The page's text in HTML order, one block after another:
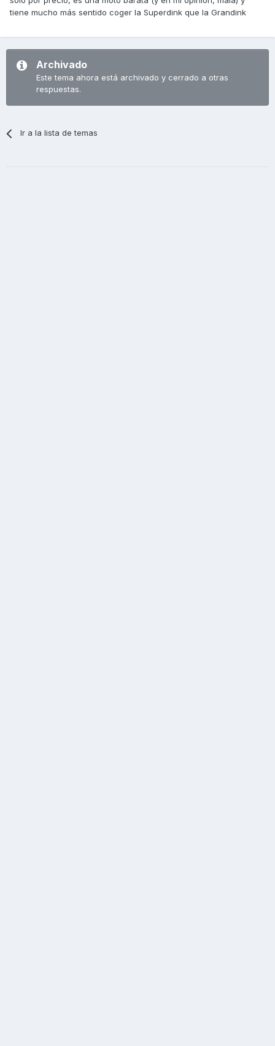
tiene mucho más sentido coger la Superdink que la Grandink
Archivado
Este tema ahora está archivado y cerrado a otras
respuestas.
Ir a la lista de temas